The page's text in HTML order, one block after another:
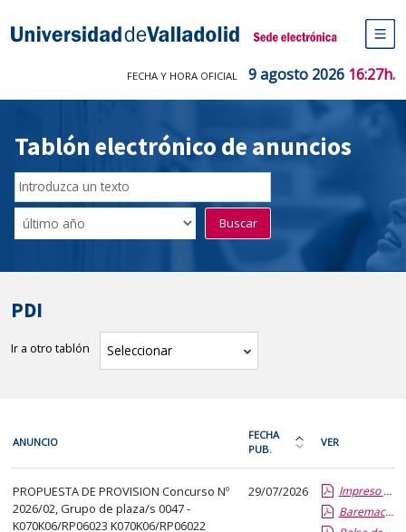
Sede electrónica Universidad de
de
FECHA Y HORA OFICIAL 9 agosto 2026 16:27h.
Tablón electrónico de anuncios
Buscador
del
Tablón
Filtro
de
Buscar
PDI
Ir a otro tablón Seleccionar tablón
cada
fila
de
la
ANUNCIO
FECHA
PUB.
Ordena
la
tabla
por
VER
PROPUESTA DE PROVISION Concurso Nº
2026/02, Grupo de plaza/s 0047 -
K070K06/RP06023 K070K06/RP06022
29/07/2026
Impreso publicacion del aspirante seleccionado
Baremacion de Candidatos